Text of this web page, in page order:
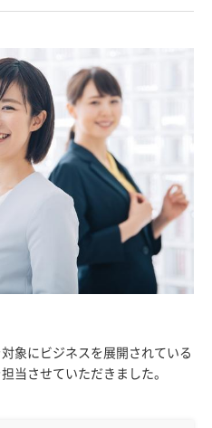
象にビジネスを展開されている
当させていただきました。